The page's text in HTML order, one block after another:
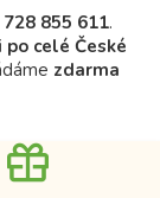
728 855 611.
po celé České
zdarma